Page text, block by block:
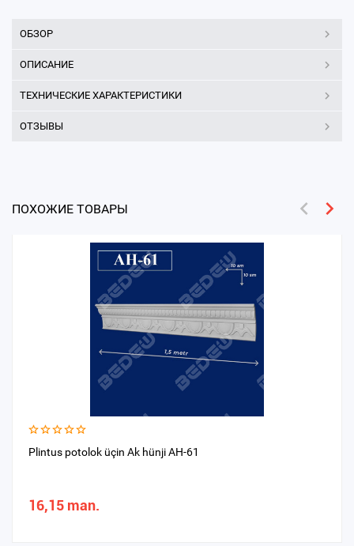
ОБЗОР
ОПИСАНИЕ
ТЕХНИЧЕСКИЕ ХАРАКТЕРИСТИКИ
ОТЗЫВЫ
ПОХОЖИЕ ТОВАРЫ
Plintus potolok üçin Ak hünji AH-61
16,15 man.